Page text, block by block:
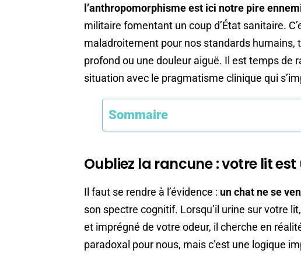
l’anthropomorphisme est ici notre pire
militaire fomentant un coup d’État sanitaire.
maladroitement pour nos standards humains,
profond ou une douleur aiguë. Il est temps de
situation avec le pragmatisme clinique qui
Sommaire
Oubliez la rancune : votre lit
Il faut se rendre à l’évidence : un chat ne se
son spectre cognitif. Lorsqu’il urine sur votre
et imprégné de votre odeur, il cherche en
paradoxal pour nous, mais c’est une logique